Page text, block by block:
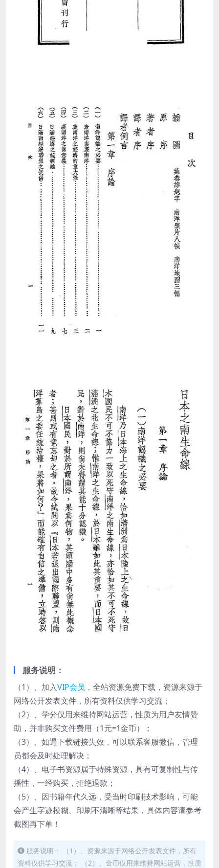
服务说明：
（1）、加入VIP会员 ，全站资源免费下载，资源来源于
网络公开发表文件，所有资料仅供学习交流；
（2）、学分仅用来维持网站运营，性质为用户友情赞
助，并非购买文件费用（1元=1金币）；
（3）、如遇下载链接失效，可以联系客服微信，管理
员都会及时处理解决；
（4）、电子书资源属于特殊资源，具有可复制性与传
播性，一经购买，拒绝退款；
（5）、因书籍年代久远，受当时印刷技术影响，可能
会产生字迹模糊、印刷不清晰等结果，具体内容请参考
截图再下单！
服务说明： （1）、资源来源于网络公开发表文件，所有
资料仅供学习交流； （2）、金币仅用来维持网站运营，性质